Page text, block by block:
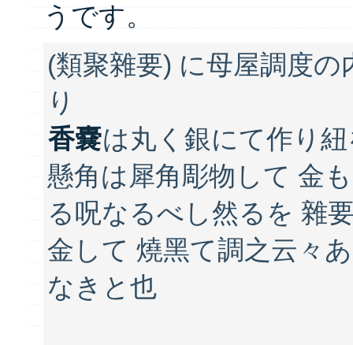
うです。
(類聚雜要) に母屋調度の
り
香嚢は丸く銀にて作り
懸角は犀角彫物して 金
る呪なるべし然るを 雜
金して 燒黑て調之云々
なきと也